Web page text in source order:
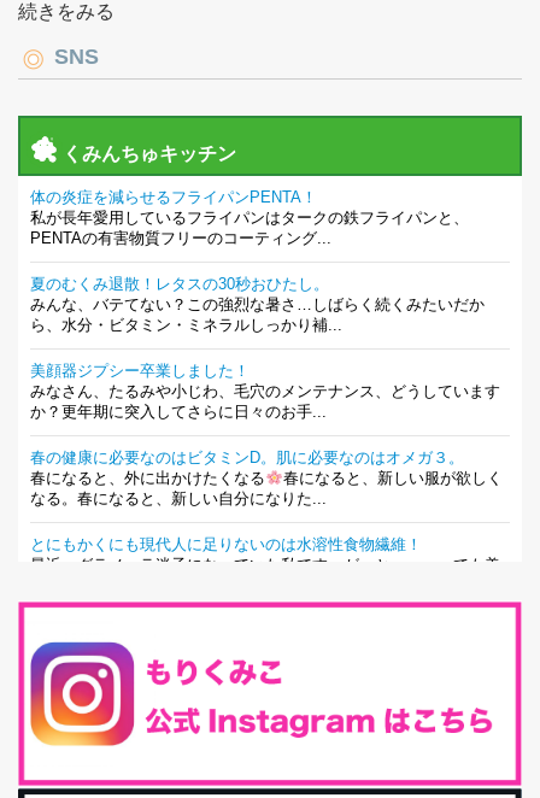
続きをみる
SNS
くみんちゅキッチン
体の炎症を減らせるフライパンPENTA！
私が長年愛用しているフライパンはタークの鉄フライパンと、
PENTAの有害物質フリーのコーティング...
夏のむくみ退散！レタスの30秒おひたし。
みんな、バテてない？この強烈な暑さ…しばらく続くみたいだか
ら、水分・ビタミン・ミネラルしっかり補...
美顔器ジプシー卒業しました！
みなさん、たるみや小じわ、毛穴のメンテナンス、どうしています
か？更年期に突入してさらに日々のお手...
春の健康に必要なのはビタミンD。肌に必要なのはオメガ３。
春になると、外に出かけたくなる
春になると、新しい服が欲しく
なる。春になると、新しい自分になりた...
とにもかくにも現代人に足りないのは水溶性食物繊維！
最近、グラノーラ迷子になっていた私です。が、と〜〜〜っても美
腸内環境を整えることは、健康維持の中でいっちばん大事！だと私
は思っています。 ヒトの免...
iHerb特大セール終了間近！みんな何買う？
最近お風呂上がりの炭酸水をシリカシリカにしているんだけど確か